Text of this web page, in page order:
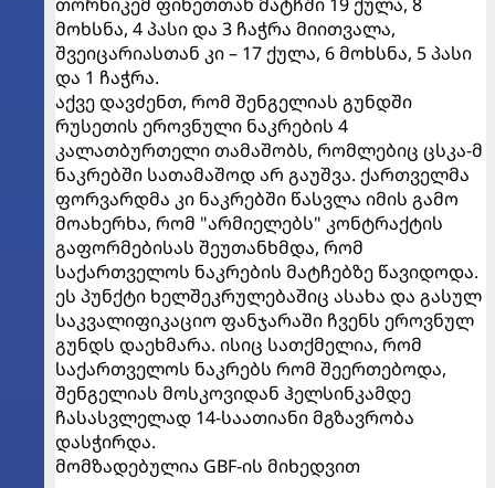
მოხსნა, 4 პასი და 3 ჩაჭრა მიითვალა,
შვეიცარიასთან კი – 17 ქულა, 6 მოხსნა, 5 პასი
და 1 ჩაჭრა.
აქვე დავძენთ, რომ შენგელიას გუნდში
რუსეთის ეროვნული ნაკრების 4
კალათბურთელი თამაშობს, რომლებიც ცსკა-მ
ნაკრებში სათამაშოდ არ გაუშვა. ქართველმა
ფორვარდმა კი ნაკრებში წასვლა იმის გამო
მოახერხა, რომ "არმიელებს" კონტრაქტის
გაფორმებისას შეუთანხმდა, რომ
საქართველოს ნაკრების მატჩებზე წავიდოდა.
ეს პუნქტი ხელშეკრულებაშიც ასახა და გასულ
საკვალიფიკაციო ფანჯარაში ჩვენს ეროვნულ
გუნდს დაეხმარა. ისიც სათქმელია, რომ
საქართველოს ნაკრებს რომ შეერთებოდა,
შენგელიას მოსკოვიდან ჰელსინკამდე
ჩასასვლელად 14-საათიანი მგზავრობა
დასჭირდა.
მომზადებულია GBF-ის მიხედვით